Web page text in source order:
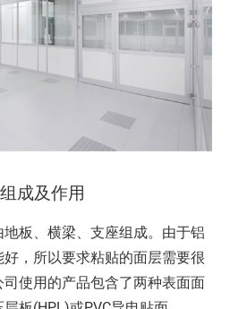
成及作用
地板、横梁、支座组成。由于铝
，所以要求粘贴的面层需要很
使用的产品包含了两种表面面